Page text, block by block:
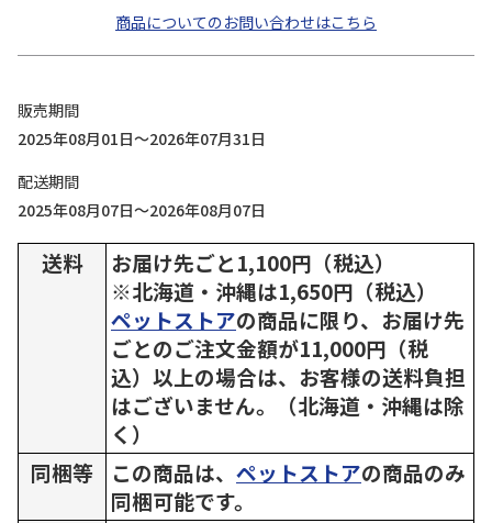
商品についてのお問い合わせはこちら
販売期間
2025年08月01日～2026年07月31日
配送期間
2025年08月07日～2026年08月07日
送料
お届け先ごと1,100円（税込）
※北海道・沖縄は1,650円（税込）
ペットストアの商品に限り、お届け先
ごとのご注文金額が11,000円（税
込）以上の場合は、お客様の送料負担
はございません。（北海道・沖縄は除
く）
同梱等
この商品は、 ペットストアの商品のみ
同梱可能です。